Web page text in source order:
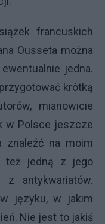
francuskich
Ousseta można
jedna.
krótką
mianowicie
w Polsce jeszcze
znaleźć na moim
też jedną z jego
antykwariatów.
języku, w jakim
Nie jest to jakiś